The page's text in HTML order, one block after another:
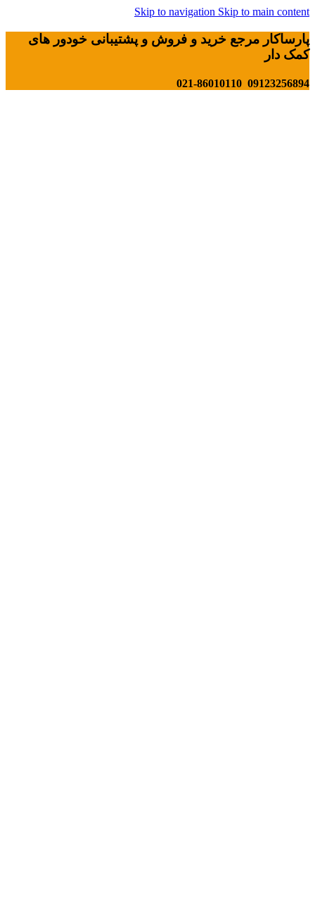
Skip to navigation Skip to main content
پارساکار مرجع خرید و فروش و پشتیبانی خودور های
کمک دار
09123256894 021-86010110